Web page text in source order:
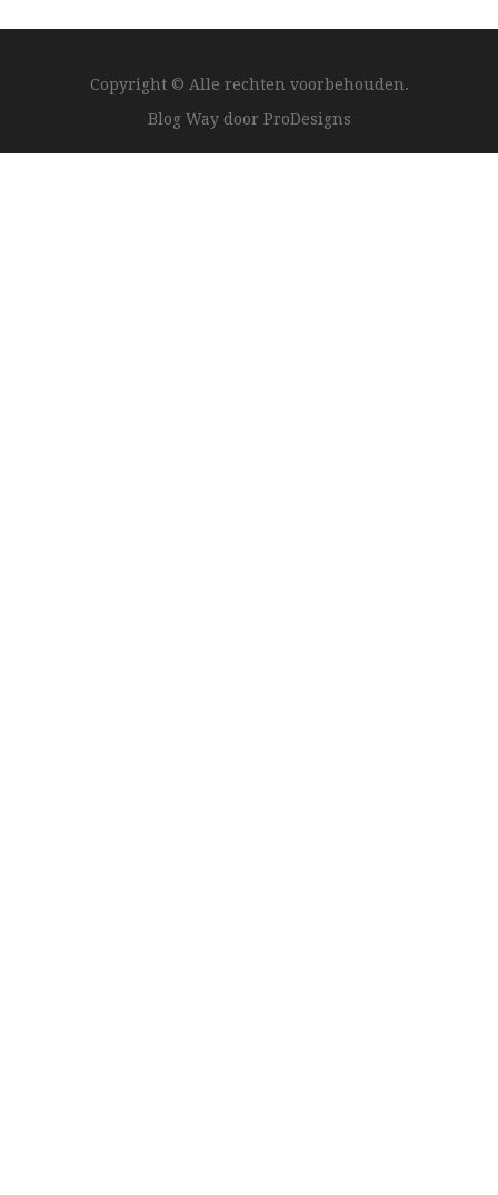
Copyright © Alle rechten voorbehouden.
Blog Way door ProDesigns